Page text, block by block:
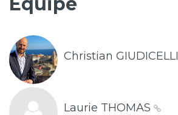
Christian GIUDICELLI
Laurie THOMAS